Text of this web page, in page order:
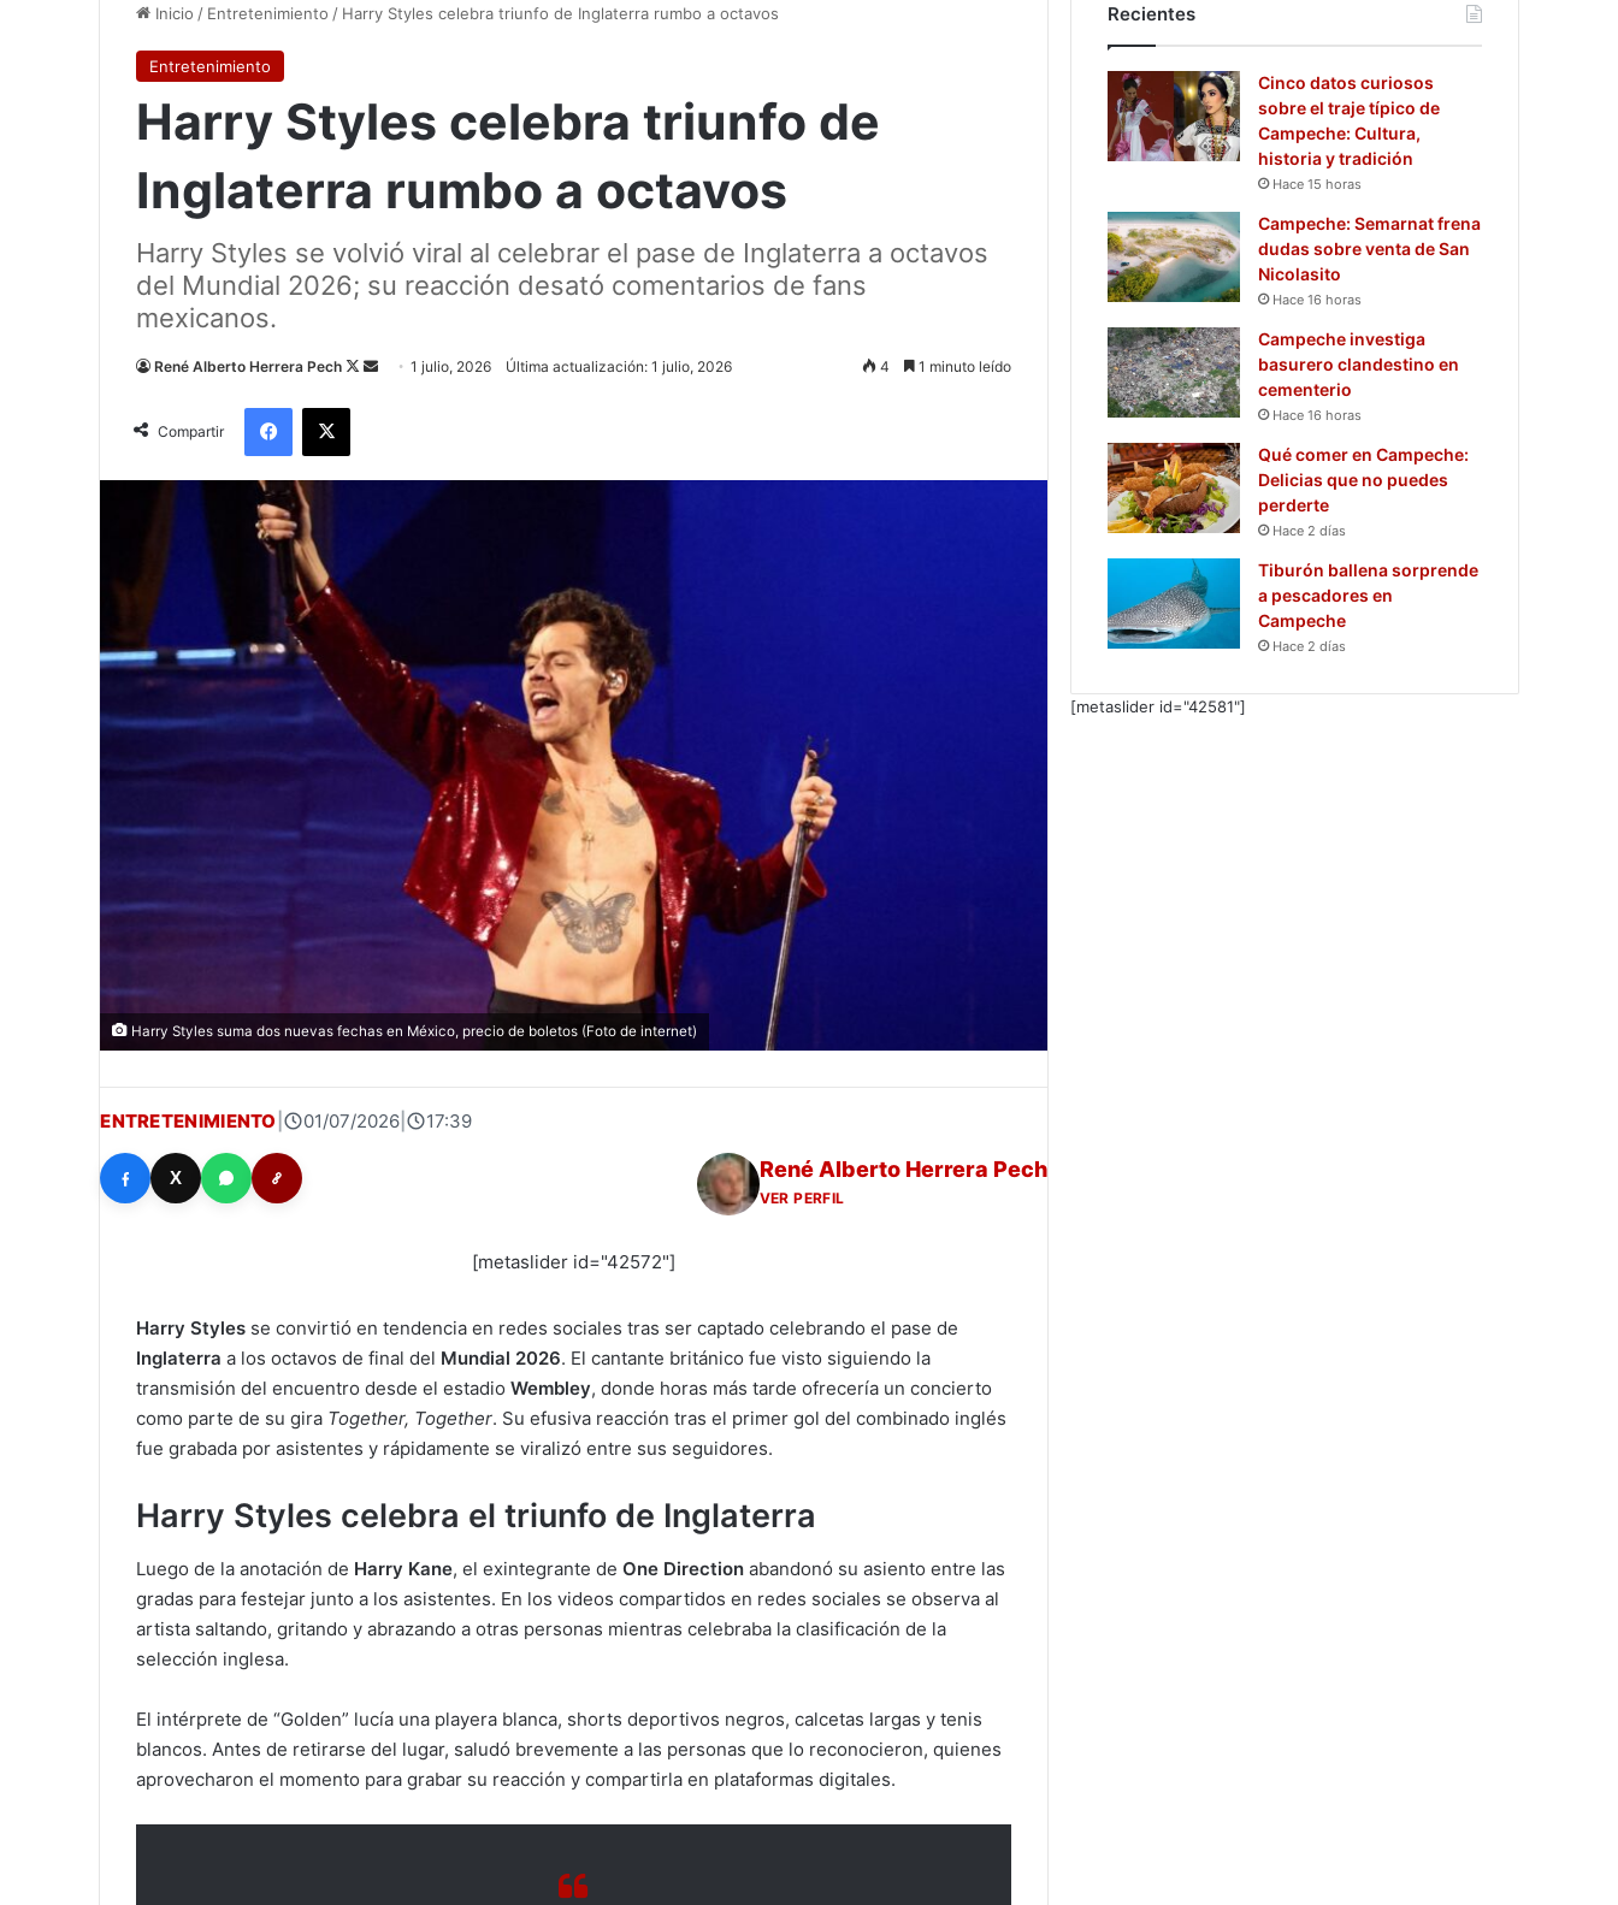
Inicio / Entretenimiento / Harry Styles celebra triunfo de Inglaterra rumbo a octavos
Entretenimiento
Harry Styles celebra triunfo de
Inglaterra rumbo a octavos
Harry Styles se volvió viral al celebrar el pase de Inglaterra a octavos
del Mundial 2026; su reacción desató comentarios de fans
mexicanos.
René Alberto Herrera Pech
Follow
Send1 julio, 2026 Última actualización: 1 julio, 2026 4 1 minuto leído
Compartir
Facebook
X
Harry Styles suma dos nuevas fechas en México, precio de boletos (Foto de internet)
ENTRETENIMIENTO 01/07/2026| 17:39
X René Alberto Herrera Pech
VER PERFIL
[metaslider id="42572"]
Harry Styles se convirtió en tendencia en redes sociales tras ser captado celebrando el pase de
Inglaterraa los octavos de final del Mundial 2026. El cantante británico fue visto siguiendo la
transmisión del encuentro desde el estadioWembley, donde horas más tarde ofrecería un concierto
como parte de su gira Together, Together. Su efusiva reacción tras el primer gol del combinado inglés
fue grabada por asistentes y rápidamente se viralizó entre sus seguidores.
Harry Styles celebra el triunfo de Inglaterra
Luego de la anotación de Harry Kane, el exintegrante deOne Direction abandonó su asiento entre las
gradas para festejar junto a los asistentes. En los videos compartidos en redes sociales se observa al
artista saltando, gritando y abrazando a otras personas mientras celebraba la clasificación de la
selección inglesa.
El intérprete de “Golden” lucía una playera blanca, shorts deportivos negros, calcetas largas y tenis
blancos. Antes de retirarse del lugar, saludó brevemente a las personas que lo reconocieron, quienes
aprovecharon el momento para grabar su reacción y compartirla en plataformas digitales.
Recientes
Cinco datos curiosos
sobre el traje típico de
Campeche: Cultura,
historia y tradición
Hace 15 horas
Campeche: Semarnat frena
dudas sobre venta de San
Nicolasito
Hace 16 horas
Campeche investiga
basurero clandestino en
cementerio
Hace 16 horas
Qué comer en Campeche:
Delicias que no puedes
perderte
Hace 2 días
Tiburón ballena sorprende
a pescadores en
Campeche
Hace 2 días
[metaslider id="42581"]